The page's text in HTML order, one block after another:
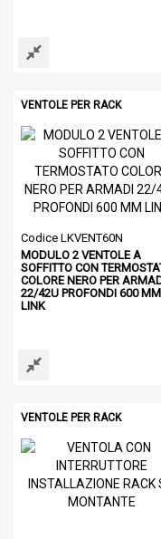
VENTOLE PER RACK
Codice LKVENT60N
MODULO 2 VENTOLE A
SOFFITTO CON
COLORE NERO PER
22/42U PROFONDI 600 MM
LINK
VENTOLE PER RACK